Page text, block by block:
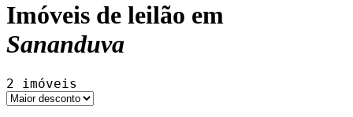
Imóveis de leilão em
Sananduva
2 imóveis